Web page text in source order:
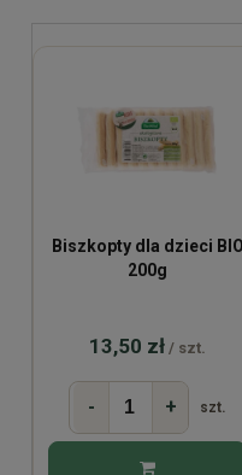
Biszkopty dla dzieci BIO
200g
13,50 zł / szt.
- + szt.